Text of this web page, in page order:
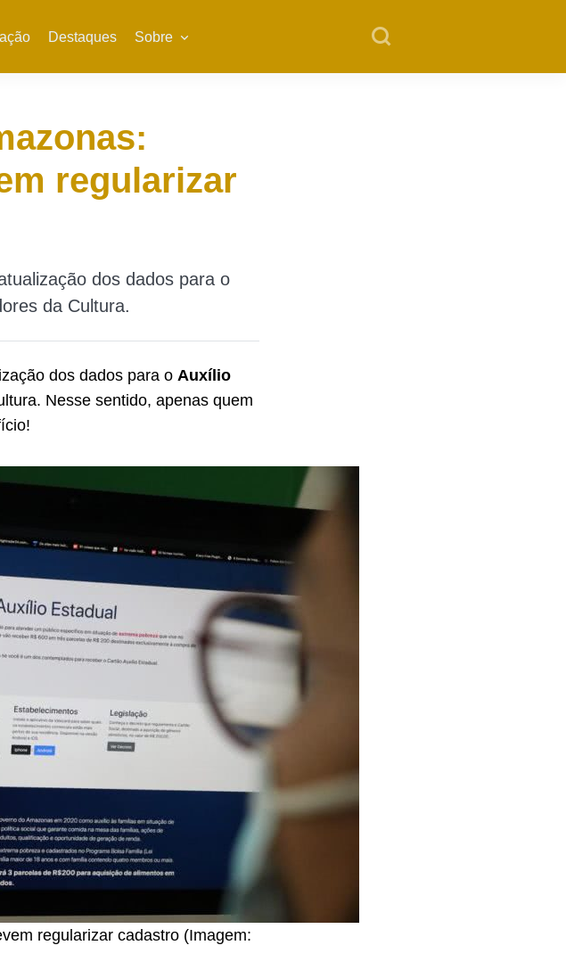
Destaques Sobre
regularizar
dos dados para o
da Cultura.
dos dados para o Auxílio
Nesse sentido, apenas quem
regularizar cadastro (Imagem: